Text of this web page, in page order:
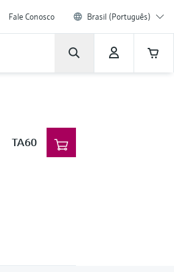
Fale Conosco Brasil (Português)
TA60